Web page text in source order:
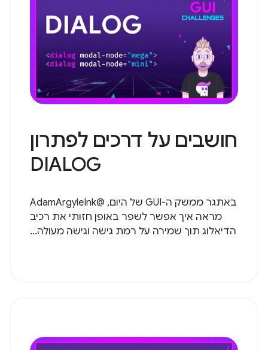
חושבים על דרכים לפתרון
DIALOG
באתגר ממשק ה-GUI של היום, @AdamArgyleInk
מראה איך אפשר לשפר באופן חזותי את רכיב
הדיאלוג תוך שמירה על רמת גישה וגישה מעולה...